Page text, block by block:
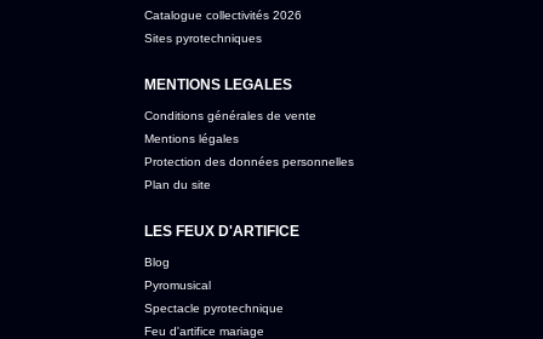
Catalogue collectivités 2026
Sites pyrotechniques
MENTIONS LEGALES
Conditions générales de vente
Mentions légales
Protection des données personnelles
Plan du site
LES FEUX D'ARTIFICE
Blog
Pyromusical
Spectacle pyrotechnique
Feu d'artifice mariage